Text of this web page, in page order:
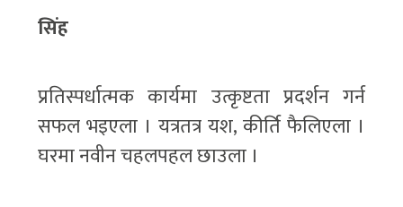
सिंह
प्रतिस्पर्धात्मक कार्यमा उत्कृष्टता प्रदर्शन गर्न
सफल भइएला । यत्रतत्र यश, कीर्ति फैलिएला ।
घरमा नवीन चहलपहल छाउला ।